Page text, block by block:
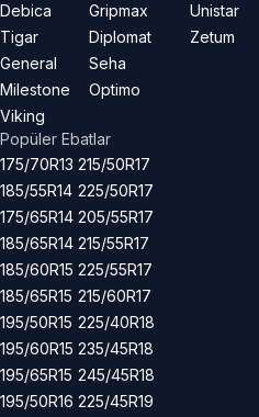
Debica
Tigar
General
Milestone
Viking
Gripmax
Diplomat
Seha
Optimo
Unistar
Zetum
Popüler Ebatlar
175/70R13
185/55R14
175/65R14
185/65R14
185/60R15
185/65R15
195/50R15
195/60R15
195/65R15
195/50R16
215/50R17
225/50R17
205/55R17
215/55R17
225/55R17
215/60R17
225/40R18
235/45R18
245/45R18
225/45R19